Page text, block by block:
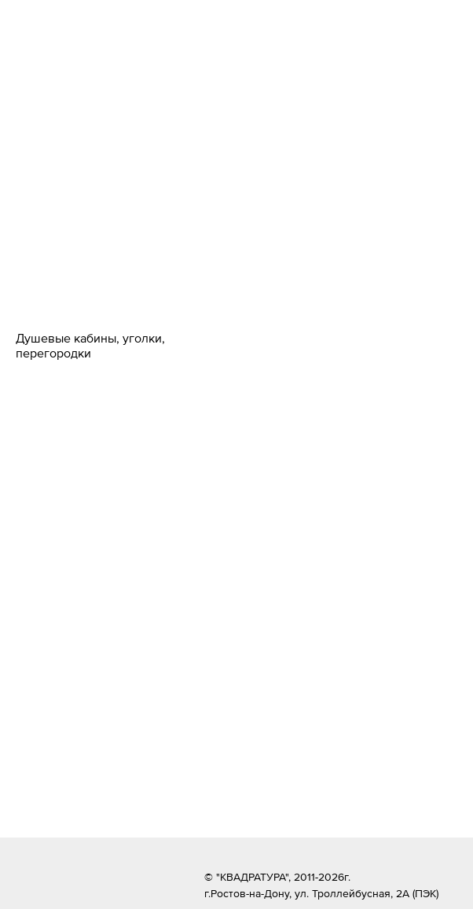
Душевые кабины, уголки,
перегородки
© "КВАДРАТУРА", 2011-2026г.
г.Ростов-на-Дону, ул. Троллейбусная, 2А (ПЭК)